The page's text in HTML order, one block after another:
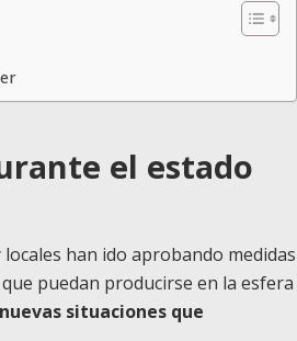
el estado
han ido aprobando medidas
puedan producirse en la esfera
situaciones que